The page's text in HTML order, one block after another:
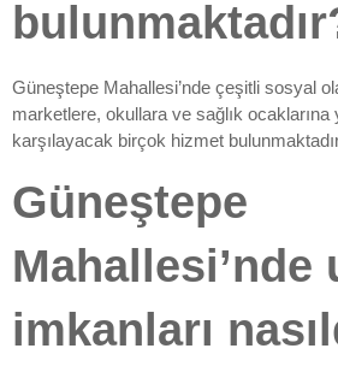
Güneştepe Mahallesi’nde çeşitli sosyal
marketlere, okullara ve sağlık ocaklarına
karşılayacak birçok hizmet
Güneştepe
Mahallesi’nde
imkanları